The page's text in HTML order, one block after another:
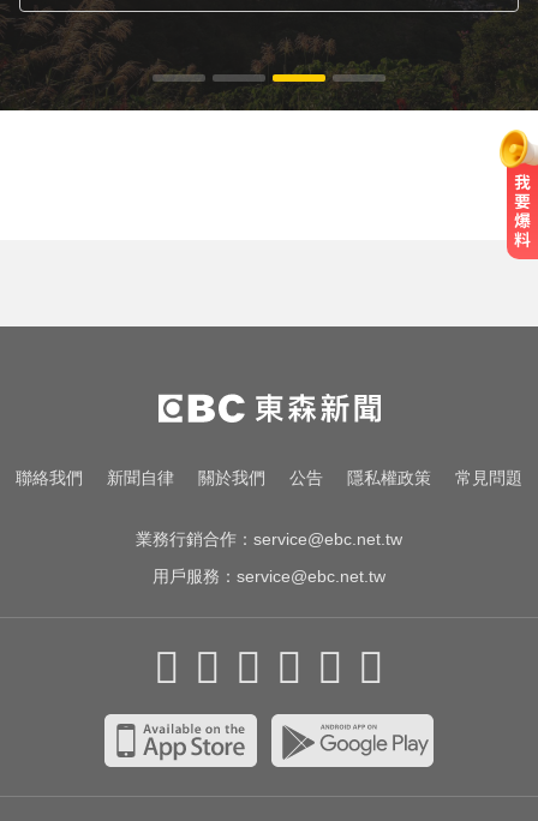
聯絡我們 新聞自律 關於我們 公告 隱私權政策 常見問題
業務行銷合作： service@ebc.net.tw
用戶服務： service@ebc.net.tw